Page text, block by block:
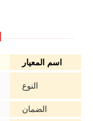
اسم المعيار
النوع
الضمان